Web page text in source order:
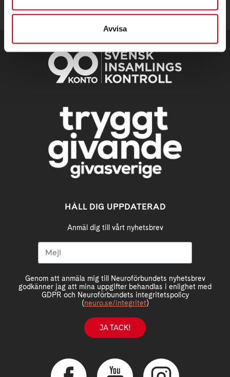
Avvisa
HÅLL DIG UPPDATERAD
Anmäl dig till vårt nyhetsbrev
Genom att anmäla mig till Neuroförbundets nyhetsbrev
godkänner jag att mina uppgifter behandlas i enlighet med
GDPR och Neuroförbundets integritetspolicy
(neuro.se/integritet)
JA TACK!